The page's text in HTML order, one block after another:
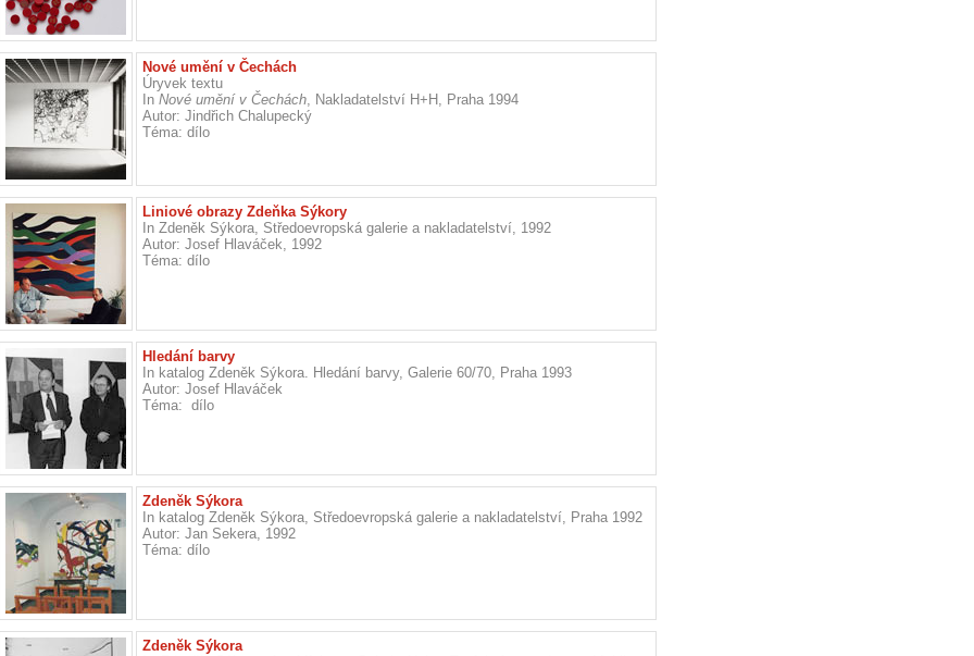
Nové umění v Čechách
Úryvek textu
In Nové umění v Čechách, Nakladatelství H+H, Praha 1994
Autor: Jindřich Chalupecký
Téma: dílo
Liniové obrazy Zdeňka Sýkory
In Zdeněk Sýkora, Středoevropská galerie a nakladatelství, 1992
Autor: Josef Hlaváček, 1992
Téma: dílo
Hledání barvy
In katalog Zdeněk Sýkora. Hledání barvy, Galerie 60/70, Praha 1993
Autor: Josef Hlaváček
Téma: dílo
Zdeněk Sýkora
In katalog Zdeněk Sýkora, Středoevropská galerie a nakladatelství, Praha 1992
Autor: Jan Sekera, 1992
Téma: dílo
Zdeněk Sýkora